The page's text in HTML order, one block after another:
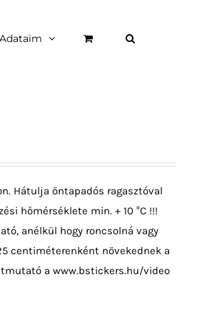
Adataim
Hátulja öntapadós ragasztóval
hőmérséklete min. + 10 °C !!!
anélkül hogy roncsolná vagy
centiméterenként növekednek a
a www.bstickers.hu/video